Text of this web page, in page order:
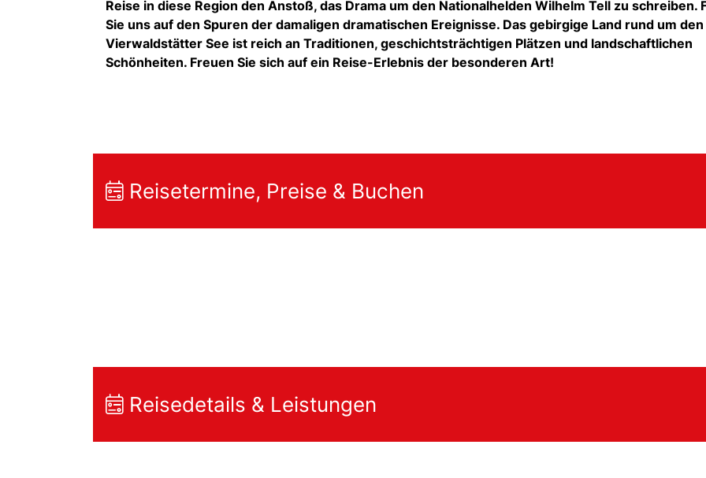
Reise in diese Region den Anstoß, das Drama um den Nationalhelden Wilhelm Tell zu schreiben.
Sie uns auf den Spuren der damaligen dramatischen Ereignisse. Das gebirgige Land rund um den
Vierwaldstätter See ist reich an Traditionen, geschichtsträchtigen Plätzen und landschaftlichen
Schönheiten. Freuen Sie sich auf ein Reise-Erlebnis der besonderen Art!
Reisetermine, Preise & Buchen
Reisedetails & Leistungen